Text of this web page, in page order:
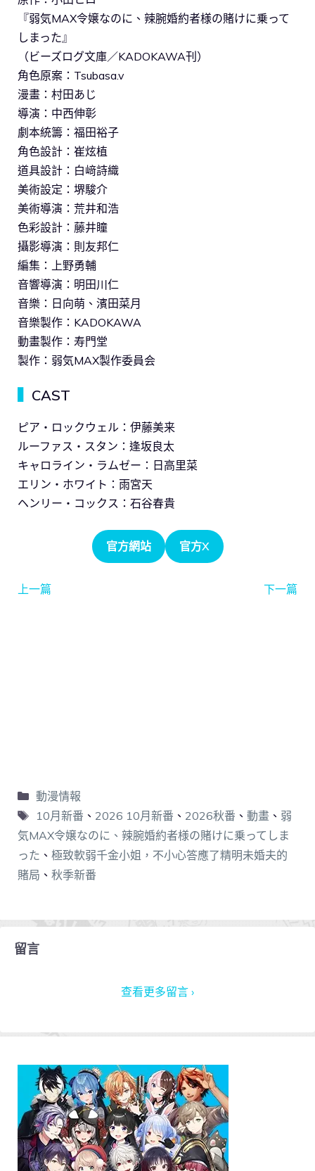
『弱気MAX令嬢なのに、辣腕婚約者様の賭けに乗って
しまった』
（ビーズログ文庫／KADOKAWA刊）
角色原案：Tsubasa.v
漫畫：村田あじ
導演：中西伸彰
劇本統籌：福田裕子
角色設計：崔炫植
道具設計：白﨑詩織
美術設定：堺駿介
美術導演：荒井和浩
色彩設計：藤井瞳
攝影導演：則友邦仁
編集：上野勇輔
音響導演：明田川仁
音樂：日向萌、濱田菜月
音樂製作：KADOKAWA
動畫製作：寿門堂
製作：弱気MAX製作委員会
CAST
ピア・ロックウェル：伊藤美来
ルーファス・スタン：逢坂良太
キャロライン・ラムゼー：日高里菜
エリン・ホワイト：雨宮天
ヘンリー・コックス：石谷春貴
官方網站 官方X
上一篇 下一篇
動漫情報
10月新番 、 2026 10月新番 、 2026秋番 、 動畫、 弱
気MAX令嬢なのに、辣腕婚約者様の賭けに乗ってしま
った 、 極致軟弱千金小姐，不小心答應了精明未婚夫的
賭局 、 秋季新番
留言
查看更多留言 ›